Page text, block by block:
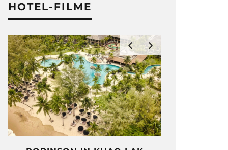
HOTEL-FILME